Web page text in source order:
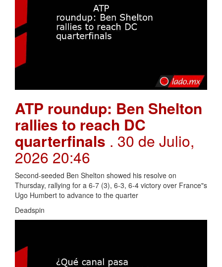
ATP roundup: Ben Shelton
rallies to reach DC
quarterfinals . 30 de Julio,
2026 20:46
Second-seeded Ben Shelton showed his resolve on
Thursday, rallying for a 6-7 (3), 6-3, 6-4 victory over France"s
Ugo Humbert to advance to the quarter
Deadspin